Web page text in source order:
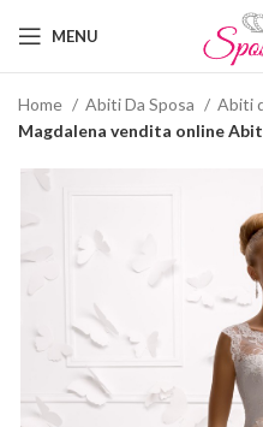
MENU
Home Abiti Da Sposa
Abiti
Magdalena vendita online